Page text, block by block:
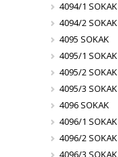
4094/1 SOKAK
4094/2 SOKAK
4095 SOKAK
4095/1 SOKAK
4095/2 SOKAK
4095/3 SOKAK
4096 SOKAK
4096/1 SOKAK
4096/2 SOKAK
4096/3 SOKAK